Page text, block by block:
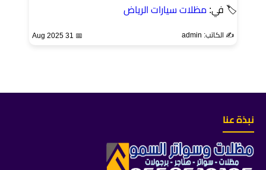
🏷 في: مظلات سيارات الرياض
✍️ الكاتب: admin 📅 31 Aug 2025
نبذة عنا